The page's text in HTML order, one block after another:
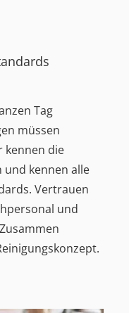
Tag
müssen
kennen die
kennen alle
Vertrauen
und